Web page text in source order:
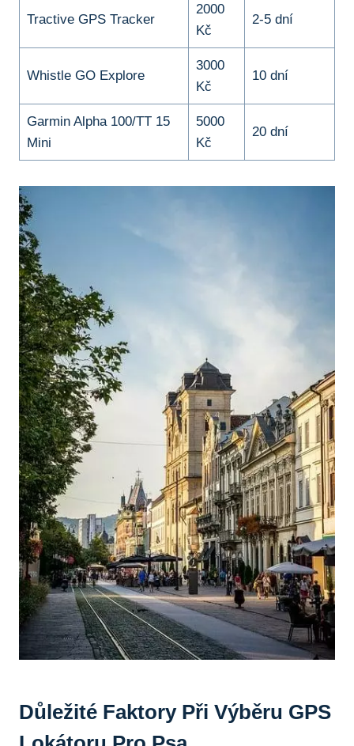
Tractive GPS Tracker
2000
Kč
2-5 dní
Whistle GO Explore
3000
Kč
10 dní
Garmin Alpha 100/TT 15
Mini
5000
Kč
20 dní
Důležité Faktory Při Výběru GPS